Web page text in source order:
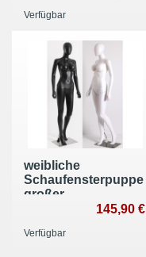
Verfügbar
weibliche
Schaufensterpuppe
großer
Brustumfang
matt
145,90 €
Verfügbar